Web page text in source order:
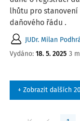
lhůtu pro stanovení
daňového řádu .
JUDr. Milan
Vydáno: 18. 5. 2025 3
+ Zobrazit dalších 20